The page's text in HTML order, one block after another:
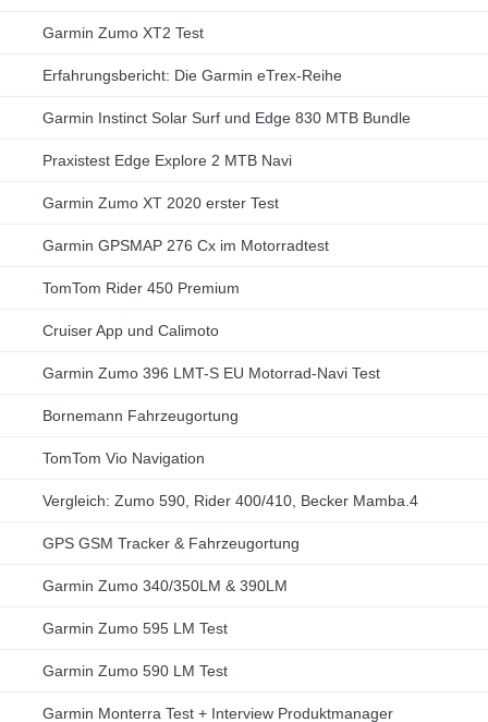
Garmin Zumo XT2 Test
Erfahrungsbericht: Die Garmin eTrex-Reihe
Garmin Instinct Solar Surf und Edge 830 MTB Bundle
Praxistest Edge Explore 2 MTB Navi
Garmin Zumo XT 2020 erster Test
Garmin GPSMAP 276 Cx im Motorradtest
TomTom Rider 450 Premium
Cruiser App und Calimoto
Garmin Zumo 396 LMT-S EU Motorrad-Navi Test
Bornemann Fahrzeugortung
TomTom Vio Navigation
Vergleich: Zumo 590, Rider 400/410, Becker Mamba.4
GPS GSM Tracker & Fahrzeugortung
Garmin Zumo 340/350LM & 390LM
Garmin Zumo 595 LM Test
Garmin Zumo 590 LM Test
Garmin Monterra Test + Interview Produktmanager